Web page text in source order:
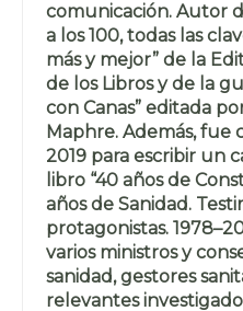
comunicación. Autor
a los 100, todas las
más y mejor” de la
de los Libros y de la
con Canas” editada
Maphre. Además, fue
2019 para escribir un
libro “40 años de
años de Sanidad.
protagonistas.
varios ministros y
sanidad, gestores
relevantes